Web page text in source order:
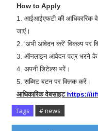
How to Apply
1. आईआईएफटी की आधिकारिक
जाएं।
2. 'अभी आवेदन करें' विकल्प पर
3. ऑनलाइन आवेदन पत्र भरने के
4. अपनी डिटेल्स भरें।
5. सब्मिट बटन पर क्लिक करें।
आधिकारिक वेबसाइट https://
Tags # news